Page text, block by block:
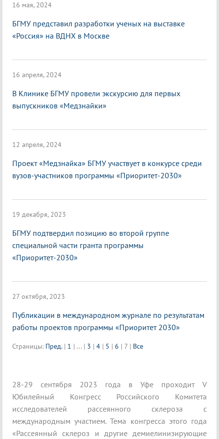
16 мая, 2024
БГМУ представил разработки ученых на выставке
«Россия» на ВДНХ в Москве
16 апреля, 2024
В Клинике БГМУ провели экскурсию для первых
выпускников «Медзнайки»
12 апреля, 2024
Проект «Медзнайка» БГМУ участвует в конкурсе среди
вузов-участников программы «Приоритет-2030»
19 декабря, 2023
БГМУ подтвердил позицию во второй группе
специальной части гранта программы
«Приоритет-2030»
27 октября, 2023
Публикации в международном журнале по результатам
работы проектов программы «Приоритет 2030»
Страницы: Пред. | 1 | ... | 3 | 4 | 5 | 6 | 7 | Все
28-29 сентября 2023 года в Уфе проходит V
Юбилейный Конгресс Российского Комитета
исследователей рассеянного склероза с
международным участием. Тема конгресса этого года
«Рассеянный склероз и другие демиелинизирующие